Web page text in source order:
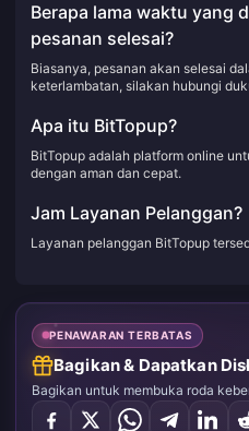
Berapa lama waktu yang
pesanan selesai?
Biasanya, pesanan akan selesai
keterlambatan, silakan hubungi
Apa itu BitTopup?
BitTopup adalah platform online
dengan aman dan cepat.
Jam Layanan Pelanggan?
Layanan pelanggan BitTopup
PENAWARAN TERBATAS
Bagikan & Dapatkan
Bagikan untuk membuka roda